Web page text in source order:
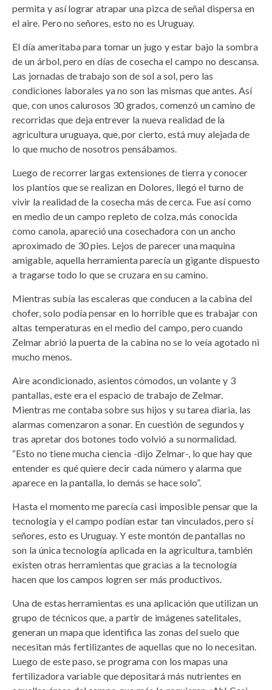
permita y así lograr atrapar una pizca de señal dispersa en
el aire. Pero no señores, esto no es Uruguay.
El día ameritaba para tomar un jugo y estar bajo la sombra
de un árbol, pero en días de cosecha el campo no descansa.
Las jornadas de trabajo son de sol a sol, pero las
condiciones laborales ya no son las mismas que antes. Así
que, con unos calurosos 30 grados, comenzó un camino de
recorridas que deja entrever la nueva realidad de la
agricultura uruguaya, que, por cierto, está muy alejada de
lo que mucho de nosotros pensábamos.
Luego de recorrer largas extensiones de tierra y conocer
los plantíos que se realizan en Dolores, llegó el turno de
vivir la realidad de la cosecha más de cerca. Fue así como
en medio de un campo repleto de colza, más conocida
como canola, apareció una cosechadora con un ancho
aproximado de 30 pies. Lejos de parecer una maquina
amigable, aquella herramienta parecía un gigante dispuesto
a tragarse todo lo que se cruzara en su camino.
Mientras subía las escaleras que conducen a la cabina del
chofer, solo podía pensar en lo horrible que es trabajar con
altas temperaturas en el medio del campo, pero cuando
Zelmar abrió la puerta de la cabina no se lo veía agotado ni
mucho menos.
Aire acondicionado, asientos cómodos, un volante y 3
pantallas, este era el espacio de trabajo de Zelmar.
Mientras me contaba sobre sus hijos y su tarea diaria, las
alarmas comenzaron a sonar. En cuestión de segundos y
tras apretar dos botones todo volvió a su normalidad.
“Esto no tiene mucha ciencia -dijo Zelmar-, lo que hay que
entender es qué quiere decir cada número y alarma que
aparece en la pantalla, lo demás se hace solo”.
Hasta el momento me parecía casi imposible pensar que la
tecnología y el campo podían estar tan vinculados, pero sí
señores, esto es Uruguay. Y este montón de pantallas no
son la única tecnología aplicada en la agricultura, también
existen otras herramientas que gracias a la tecnología
hacen que los campos logren ser más productivos.
Una de estas herramientas es una aplicación que utilizan un
grupo de técnicos que, a partir de imágenes satelitales,
generan un mapa que identifica las zonas del suelo que
necesitan más fertilizantes de aquellas que no lo necesitan.
Luego de este paso, se programa con los mapas una
fertilizadora variable que depositará más nutrientes en